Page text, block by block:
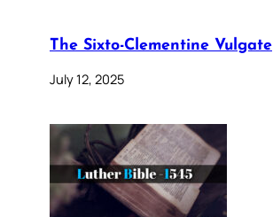
The Sixto-Clementine Vulgate
July 12, 2025